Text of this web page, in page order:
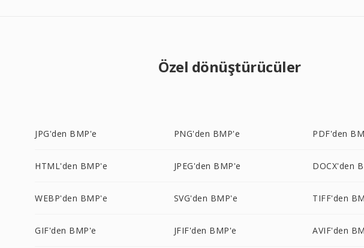
Özel dönüştürücüler
JPG'den BMP'e PNG'den BMP'e PDF'den
HTML'den BMP'e JPEG'den BMP'e DOCX'den
WEBP'den BMP'e SVG'den BMP'e TIFF'den
GIF'den BMP'e JFIF'den BMP'e AVIF'den